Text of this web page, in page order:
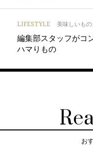
LIFESTYLE 美味しいもの
編集部スタッフがコ
ハマりもの
お